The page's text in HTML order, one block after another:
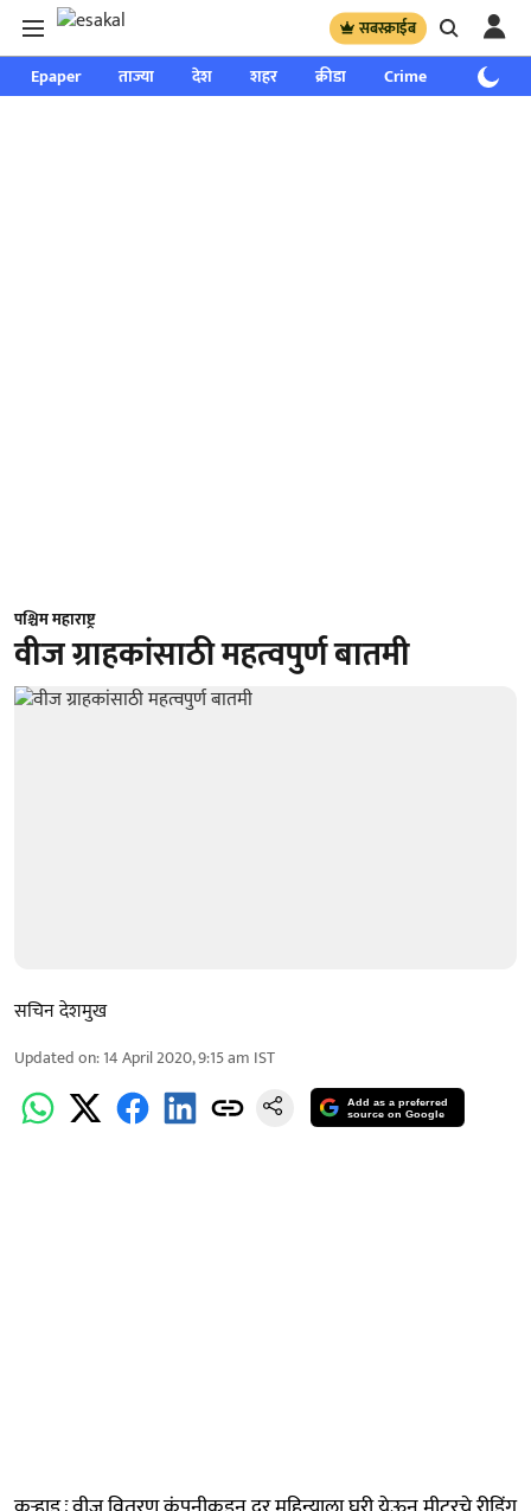
सबस्क्राईब
Epaper ताज्या देश शहर क्रीडा Crime साप्ताहिक
पश्चिम महाराष्ट्र
वीज ग्राहकांसाठी महत्वपुर्ण बातमी
सचिन देशमुख
Updated on:14 April 2020, 9:15 am IST
Add as a preferred
source on Google